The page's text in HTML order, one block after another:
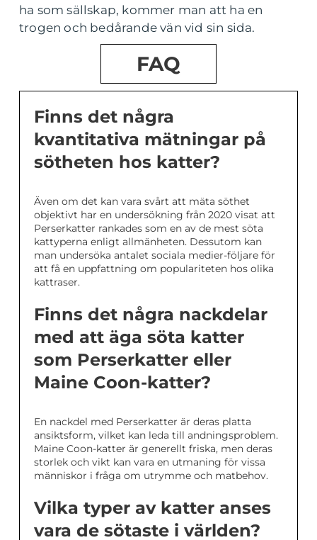
ha som sällskap, kommer man att ha en
trogen och bedårande vän vid sin sida.
FAQ
Finns det några
kvantitativa mätningar på
sötheten hos katter?
Även om det kan vara svårt att mäta söthet
objektivt har en undersökning från 2020 visat att
Perserkatter rankades som en av de mest söta
kattyperna enligt allmänheten. Dessutom kan
man undersöka antalet sociala medier-följare för
att få en uppfattning om populariteten hos olika
kattraser.
Finns det några nackdelar
med att äga söta katter
som Perserkatter eller
Maine Coon-katter?
En nackdel med Perserkatter är deras platta
ansiktsform, vilket kan leda till andningsproblem.
Maine Coon-katter är generellt friska, men deras
storlek och vikt kan vara en utmaning för vissa
människor i fråga om utrymme och matbehov.
Vilka typer av katter anses
vara de sötaste i världen?